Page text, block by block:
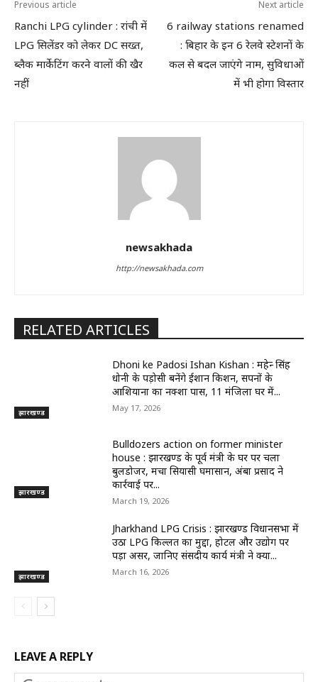
Previous article
Ranchi LPG cylinder : रांची में
LPG सिलेंडर को लेकर DC सख्त,
ब्लैक मार्केटिंग करने वालों की खैर
नहीं
Next article
6 railway stations renamed
: बिहार के इन 6 रेलवे स्टेशनों के
कल से बदल जाएंगे नाम, सुविधाओं
में भी होगा विस्तार
newsakhada
http://newsakhada.com
RELATED ARTICLES
झारखण्ड
Dhoni ke Padosi Ishan Kishan : महेन्द्र सिंह
धोनी के पड़ोसी बनेंगे ईशान किशन, सपनों के
आशियाना का नक्शा पास, 11 मंजिला घर में...
May 17, 2026
झारखण्ड
Bulldozers action on former minister
house : झारखण्ड के पूर्व मंत्री के घर पर चला
बुलडोजर, मचा सियासी घमासान, अंबा प्रसाद ने
कार्रवाई पर...
March 19, 2026
झारखण्ड
Jharkhand LPG Crisis : झारखण्ड विधानसभा में
उठा LPG किल्लत का मुद्दा, होटल और उद्योग पर
पड़ा असर, जानिए संसदीय कार्य मंत्री ने क्या...
March 16, 2026
LEAVE A REPLY